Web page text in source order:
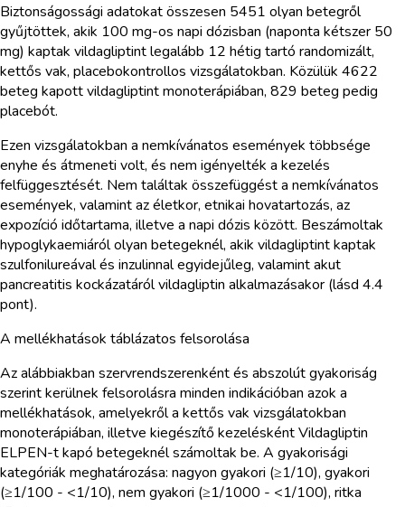
Biztonságossági adatokat összesen 5451 olyan betegről
gyűjtöttek, akik 100 mg-os napi dózisban (naponta kétszer 50
mg) kaptak vildagliptint legalább 12 hétig tartó randomizált,
kettős vak, placebokontrollos vizsgálatokban. Közülük 4622
beteg kapott vildagliptint monoterápiában, 829 beteg pedig
placebót.
Ezen vizsgálatokban a nemkívánatos események többsége
enyhe és átmeneti volt, és nem igényelték a kezelés
felfüggesztését. Nem találtak összefüggést a nemkívánatos
események, valamint az életkor, etnikai hovatartozás, az
expozíció időtartama, illetve a napi dózis között. Beszámoltak
hypoglykaemiáról olyan betegeknél, akik vildagliptint kaptak
szulfonilureával és inzulinnal egyidejűleg, valamint akut
pancreatitis kockázatáról vildagliptin alkalmazásakor (lásd 4.4
pont).
A mellékhatások táblázatos felsorolása
Az alábbiakban szervrendszerenként és abszolút gyakoriság
szerint kerülnek felsorolásra minden indikációban azok a
mellékhatások, amelyekről a kettős vak vizsgálatokban
monoterápiában, illetve kiegészítő kezelésként Vildagliptin
ELPEN-t kapó betegeknél számoltak be. A gyakorisági
kategóriák meghatározása: nagyon gyakori (≥1/10), gyakori
(≥1/100 - <1/10), nem gyakori (≥1/1000 - <1/100), ritka